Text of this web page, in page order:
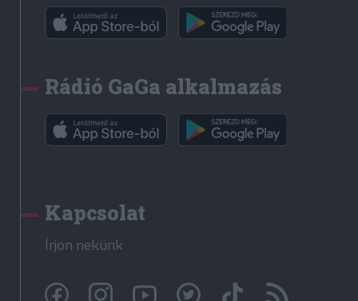
Rádió GaGa alkalmazás
Kapcsolat
Írjon nekünk